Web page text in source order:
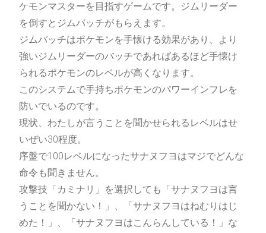
2022〜2023
2021〜2022
2020〜2021
お問合わせ MAIL
ご質問・ご相談等ございましたら、以下
お気軽にメッセージをいただけると嬉し
いです。
ケモンマスターを目指すゲームです。ジムリーダー
を倒すとジムバッチがもらえます。
ジムバッチはポケモンを手懐ける効果があり、より
強いジムリーダーのバッチであればあるほど手懐け
られるポケモンのレベルが高くなります。
このシステムで手持ちポケモンのパワーインフレを
防いでいるのです。
現状、わたしが言うことを聞かせられるレベルはせ
いぜい30程度。
序盤で100レベルになったサナヌフヨはマジでどんな
命令も聞きません。
攻撃技「カミナリ」を選択しても「サナヌフヨは言
うことを聞かない！」、「サナヌフヨはねむりはじ
めた！」、「サナヌフヨはこんらんしている！」な